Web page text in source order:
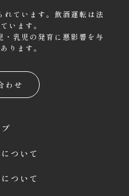
れています。飲酒運転は法
います。
・乳児の発育に悪影響を与
ります。
わせ
ついて
ついて